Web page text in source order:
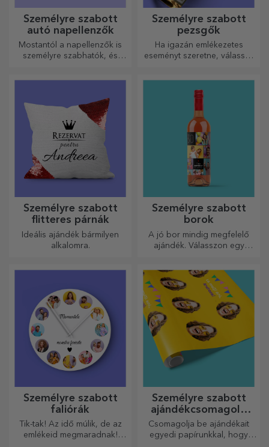
Személyre szabott
autó napellenzők
Mostantól a napellenzők is
személyre szabhatók, és
Személyre szabott
pezsgők
Ha igazán emlékezetes
eseményt szeretne, válassza
élvezze a pillanatot a
legteljesebb mértékben!
Személyre szabott
flitteres párnák
Ideális ajándék bármilyen
alkalomra.
Személyre szabott
borok
A jó bor mindig megfelelő
ajándék. Válasszon egy
Személyre szabott
faliórák
Tik-tak! Az idő múlik, de az
emlékeid megmaradnak!
Személyre szabott
ajándékcsomagoló
papír
Csomagolja be ajándékait
egyedi papírunkkal, hogy